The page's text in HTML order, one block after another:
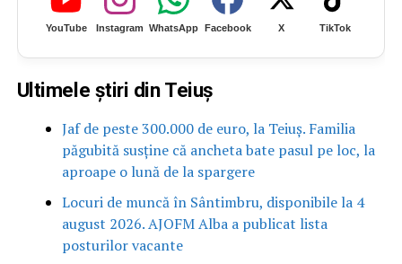
YouTube Instagram WhatsApp Facebook X TikTok
Ultimele știri din Teiuș
Jaf de peste 300.000 de euro, la Teiuș. Familia
păgubită susține că ancheta bate pasul pe loc, la
aproape o lună de la spargere
Locuri de muncă în Sântimbru, disponibile la 4
august 2026. AJOFM Alba a publicat lista
posturilor vacante